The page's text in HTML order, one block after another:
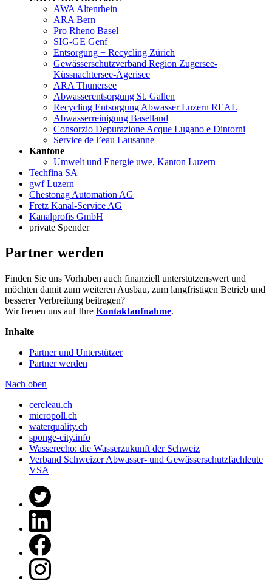
AWA Altenrhein
ARA Bern
Pro Rheno Basel
SIG-GE Genf
Entsorgung + Recycling Zürich
Gewässerschutzverband Region Zugersee-
Küssnachtersee-Ägerisee
ARA Thunersee
Abwasserentsorgung St. Gallen
Recycling Entsorgung Abwasser Luzern REAL
Abwasserreinigung Baselland
Consorzio Depurazione Acque Lugano e Dintorni
Service de l’eau Lausanne
Kantone
Umwelt und Energie uwe, Kanton Luzern
Techfina SA
gwf Luzern
Chestonag Automation AG
Fretz Kanal-Service AG
Kanalprofis GmbH
private Spender
Partner werden
Finden Sie uns Vorhaben auch finanziell unterstützenswert und
möchten damit zum weiteren Ausbau, zum langfristigen Betrieb und
besserer Verbreitung beitragen?
Wir freuen uns auf Ihre Kontaktaufnahme.
Inhalte
Partner und Unterstützer
Partner werden
Nach oben
cercleau.ch
micropoll.ch
waterquality.ch
sponge-city.info
Wasserecho: die Wasserzukunft der Schweiz
Verband Schweizer Abwasser- und Gewässerschutzfachleute
VSA